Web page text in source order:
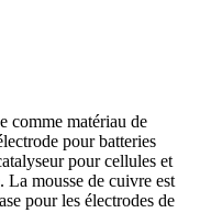
comme matériau de
pour batteries
pour cellules et
La mousse de cuivre est
pour les électrodes de